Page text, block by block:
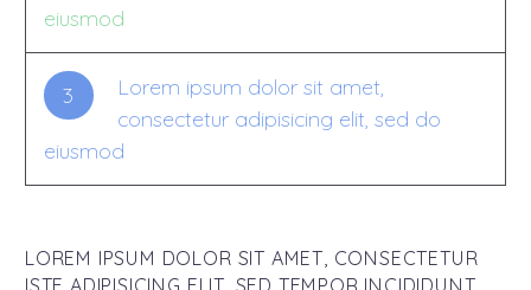
eiusmod
3
Lorem ipsum dolor sit amet,
consectetur adipisicing elit, sed do
eiusmod
LOREM IPSUM DOLOR SIT AMET, CONSECTETUR
ISTE ADIPISICING ELIT, SED TEMPOR INCIDIDUNT